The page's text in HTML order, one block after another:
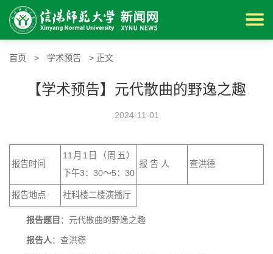
首页 > 学术预告 > 正文
【学术预告】元代散曲的野逸之趣
2024-11-01
报告时间
11月1日（周五）
下午3：30～5：30
报 告 人 查洪德
报告地点 社科楼二楼演播厅
报告题目 ：元代散曲的野逸之趣
报告人：查洪德